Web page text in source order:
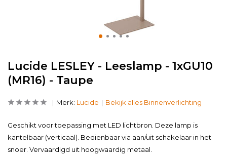
Lucide LESLEY - Leeslamp - 1xGU10
(MR16) - Taupe
Merk: Lucide Bekijk alles Binnenverlichting
Geschikt voor toepassing met LED lichtbron. Deze lamp is
kantelbaar (verticaal). Bedienbaar via aan/uit schakelaar in het
snoer. Vervaardigd uit hoogwaardig metaal.